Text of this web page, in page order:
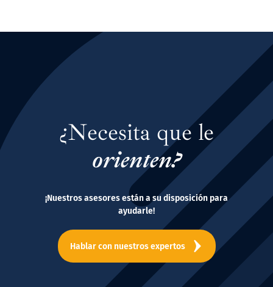
¿Necesita que le
orienten?
¡Nuestros asesores están a su disposición para
ayudarle!
Hablar con nuestros expertos